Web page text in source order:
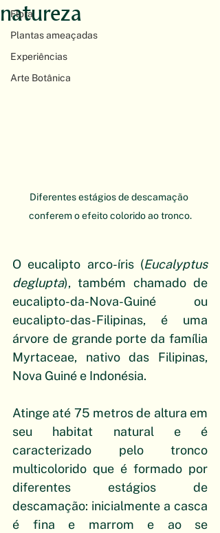
Flora
Plantas ameaçadas
Experiências
Arte Botânica
natureza
Diferentes estágios de descamação
conferem o efeito colorido ao tronco.
O eucalipto arco-íris (Eucalyptus
deglupta), também chamado de
eucalipto-da-Nova-Guiné ou
eucalipto-das-Filipinas, é uma
árvore de grande porte da família
Myrtaceae, nativo das Filipinas,
Nova Guiné e Indonésia.
Atinge até 75 metros de altura em
seu habitat natural e é
caracterizado pelo tronco
multicolorido que é formado por
diferentes estágios de
descamação: inicialmente a casca
é fina e marrom e ao se